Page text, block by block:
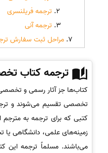
ترجمه فریلنسری
ترجمه آنی
مراحل ثبت سفارش
ترجمه کتاب
کتاب‌ها جز آثار رسمی و
تخصصی تقسیم می‌شوند و
کتبی که برای ترجمه به
زمینه‌های علمی، دانشگاهی یا
می‌باشند. مسلماً ترجمه این